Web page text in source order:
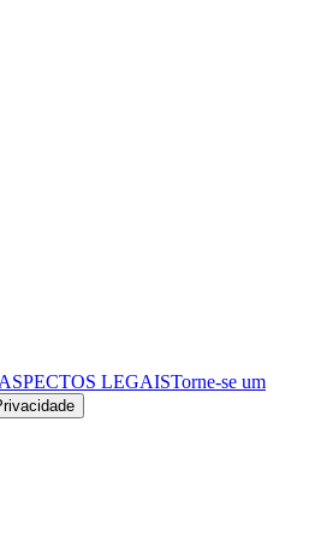
ASPECTOS LEGAISTorne-se um